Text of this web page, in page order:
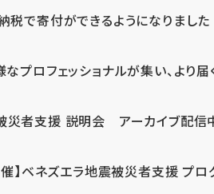
税で寄付ができるようになりまし
なプロフェッショナルが集い、より
災者支援 説明会 アーカイブ配信
催】ベネズエラ地震被災者支援 プ